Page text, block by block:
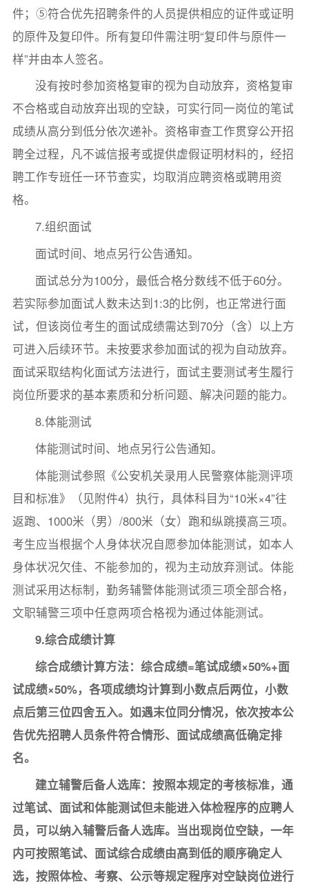
件；⑤符合优先招聘条件的人员提供相应的证件或证明
的原件及复印件。所有复印件需注明“复印件与原件一
样”并由本人签名。
没有按时参加资格复审的视为自动放弃，资格复审
不合格或自动放弃出现的空缺，可实行同一岗位的笔试
成绩从高分到低分依次递补。资格审查工作贯穿公开招
聘全过程，凡不诚信报考或提供虚假证明材料的，经招
聘工作专班任一环节查实，均取消应聘资格或聘用资
格。
7.组织面试
面试时间、地点另行公告通知。
面试总分为100分，最低合格分数线不低于60分。
若实际参加面试人数未达到1:3的比例，也正常进行面
试，但该岗位考生的面试成绩需达到70分（含）以上方
可进入后续环节。未按要求参加面试的视为自动放弃。
面试采取结构化面试方法进行，面试主要测试考生履行
岗位所要求的基本素质和分析问题、解决问题的能力。
8.体能测试
体能测试时间、地点另行公告通知。
体能测试参照《公安机关录用人民警察体能测评项
目和标准》（见附件4）执行，具体科目为“10米×4”往
返跑、1000米（男）/800米（女）跑和纵跳摸高三项。
考生应当根据个人身体状况自愿参加体能测试，如本人
身体状况欠佳、不能参加的，视为主动放弃测试。体能
测试采用达标制，勤务辅警体能测试须三项全部合格，
文职辅警三项中任意两项合格视为通过体能测试。
9.综合成绩计算
综合成绩计算方法：综合成绩=笔试成绩×50%+面
试成绩×50%，各项成绩均计算到小数点后两位，小数
点后第三位四舍五入。如遇末位同分情况，依次按本公
告优先招聘人员条件符合情形、面试成绩高低确定排
名。
建立辅警后备人选库：按照本规定的考核标准，通
过笔试、面试和体能测试但未能进入体检程序的应聘人
员，可以纳入辅警后备人选库。当出现岗位空缺，一年
内可按照笔试、面试综合成绩由高到低的顺序确定人
选，按照体检、考察、公示等规定程序对空缺岗位进行